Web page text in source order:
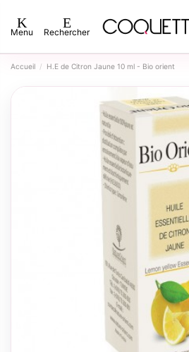
Menu Rechercher
Accueil H.E de Citron Jaune 10 ml - Bio orient